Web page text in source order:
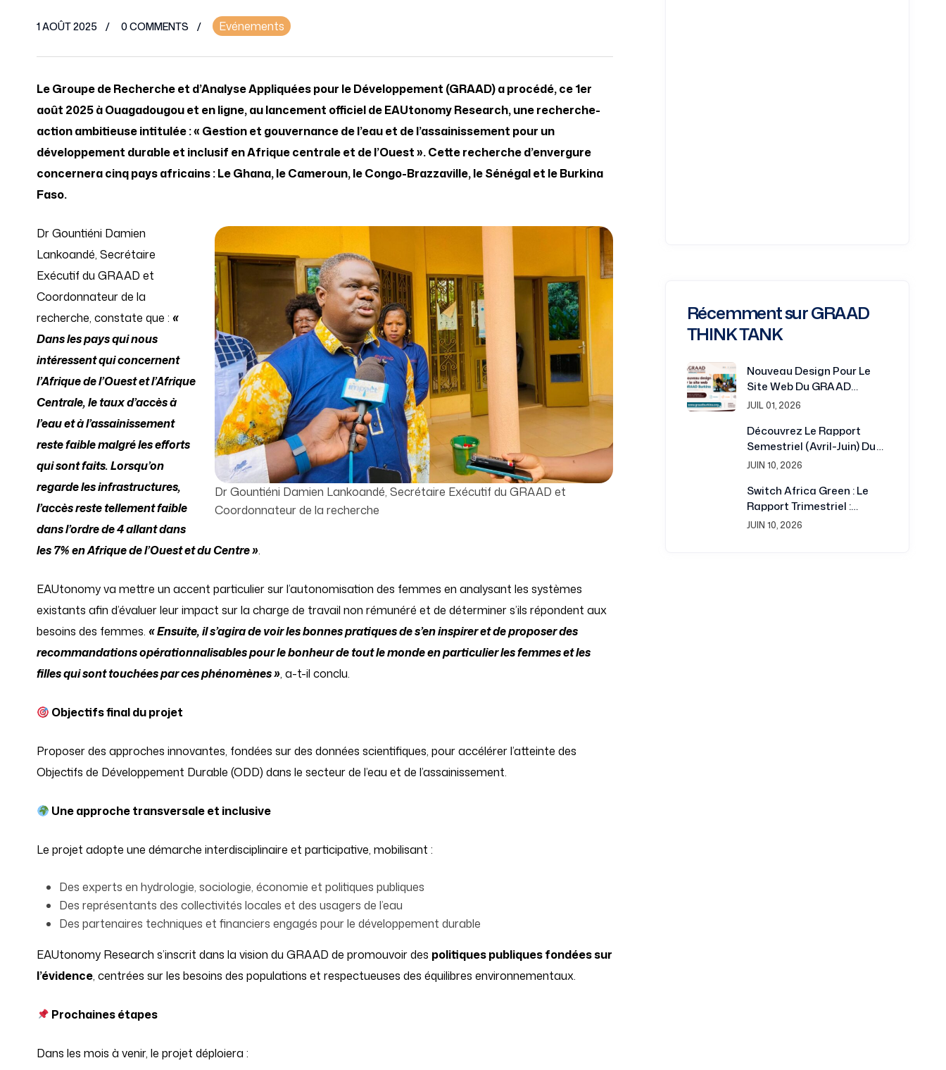
1 AOÛT 2025 0 COMMENTS Evénements
Le Groupe de Recherche et d’Analyse Appliquées pour le Développement (GRAAD) a procédé, ce 1er
août 2025 à Ouagadougou et en ligne, au lancement officiel de EAUtonomy Research, une recherche-
action ambitieuse intitulée : « Gestion et gouvernance de l’eau et de l’assainissement pour un
développement durable et inclusif en Afrique centrale et de l’Ouest ». Cette recherche d’envergure
concernera cinq pays africains : Le Ghana, le Cameroun, le Congo-Brazzaville, le Sénégal et le Burkina
Faso.
Dr Gountiéni Damien Lankoandé, Secrétaire Exécutif du GRAAD et
Coordonnateur de la recherche
Dr Gountiéni Damien
Lankoandé, Secrétaire
Exécutif du GRAAD et
Coordonnateur de la
recherche, constate que : «
Dans les pays qui nous
intéressent qui concernent
l’Afrique de l’Ouest et l’Afrique
Centrale, le taux d’accès à
l’eau et à l’assainissement
reste faible malgré les efforts
qui sont faits. Lorsqu’on
regarde les infrastructures,
l’accès reste tellement faible
dans l’ordre de 4 allant dans
les 7% en Afrique de l’Ouest et du Centre ».
EAUtonomy va mettre un accent particulier sur l’autonomisation des femmes en analysant les systèmes
existants afin d’évaluer leur impact sur la charge de travail non rémunéré et de déterminer s’ils répondent aux
besoins des femmes. « Ensuite, il s’agira de voir les bonnes pratiques de s’en inspirer et de proposer des
recommandations opérationnalisables pour le bonheur de tout le monde en particulier les femmes et les
filles qui sont touchées par ces phénomènes », a-t-il conclu.
Objectifs final du projet
Proposer des approches innovantes, fondées sur des données scientifiques, pour accélérer l’atteinte des
Objectifs de Développement Durable (ODD) dans le secteur de l’eau et de l’assainissement.
Une approche transversale et inclusive
Le projet adopte une démarche interdisciplinaire et participative, mobilisant :
Des experts en hydrologie, sociologie, économie et politiques publiques
Des représentants des collectivités locales et des usagers de l’eau
Des partenaires techniques et financiers engagés pour le développement durable
EAUtonomy Research s’inscrit dans la vision du GRAAD de promouvoir des politiques publiques fondées sur
l’évidence, centrées sur les besoins des populations et respectueuses des équilibres environnementaux.
Prochaines étapes
Dans les mois à venir, le projet déploiera :
Récemment sur GRAAD
THINK TANK
Nouveau Design Pour Le
Site Web Du GRAAD
Burkina : Une Plateforme
La Recherche Et Du
Développement
JUIL 01, 2026
Découvrez Le Rapport
Semestriel (avril-Juin) Du
Projet Switch Africa Green
JUIN 10, 2026
Switch Africa Green : Le
Rapport Trimestriel :
Juillet-Septembre 2016 Est
JUIN 10, 2026